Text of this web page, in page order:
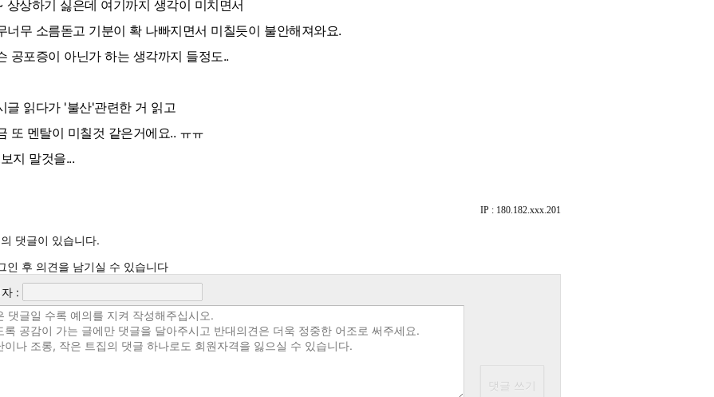
상상하기 싫은데 여기까지 생각이 미치면서
너무 소름돋고 기분이 확 나빠지면서 미칠듯이 불안해져와요.
공포증이 아닌가 하는 생각까지 들정도..
글 읽다가 '불산'관련한 거 읽고
또 멘탈이 미칠것 같은거에요.. ㅠㅠ
지 말것을...
IP : 180.182.xxx.201
댓글이 있습니다.
인 후 의견을 남기실 수 있습니다
: